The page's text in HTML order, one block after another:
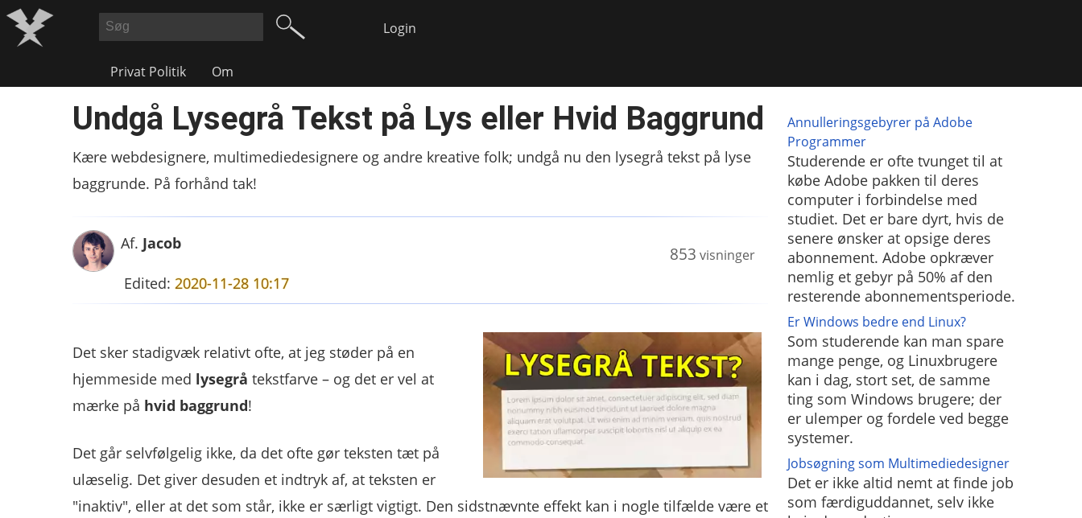
Login
Privat Politik Om
Undgå Lysegrå Tekst på Lys eller Hvid Baggrund
Kære webdesignere, multimediedesignere og andre kreative folk; undgå nu den lysegrå tekst på lyse
baggrunde. På forhånd tak!
853 visninger
Af. Jacob
Edited: 2020-11-28 10:17
Det sker stadigvæk relativt ofte, at jeg støder på en
hjemmeside med lysegrå tekstfarve – og det er vel at
mærke på hvid baggrund!
Det går selvfølgelig ikke, da det ofte gør teksten tæt på
ulæselig. Det giver desuden et indtryk af, at teksten er
"inaktiv", eller at det som står, ikke er særligt vigtigt. Den sidstnævnte effekt kan i nogle tilfælde være et
Annulleringsgebyrer på Adobe
Programmer
Studerende er ofte tvunget til at
købe Adobe pakken til deres
computer i forbindelse med
studiet. Det er bare dyrt, hvis de
senere ønsker at opsige deres
abonnement. Adobe opkræver
nemlig et gebyr på 50% af den
resterende abonnementsperiode.
Er Windows bedre end Linux?
Som studerende kan man spare
mange penge, og Linuxbrugere
kan i dag, stort set, de samme
ting som Windows brugere; der
er ulemper og fordele ved begge
systemer.
Jobsøgning som Multimediedesigner
Det er ikke altid nemt at finde job
som færdiguddannet, selv ikke